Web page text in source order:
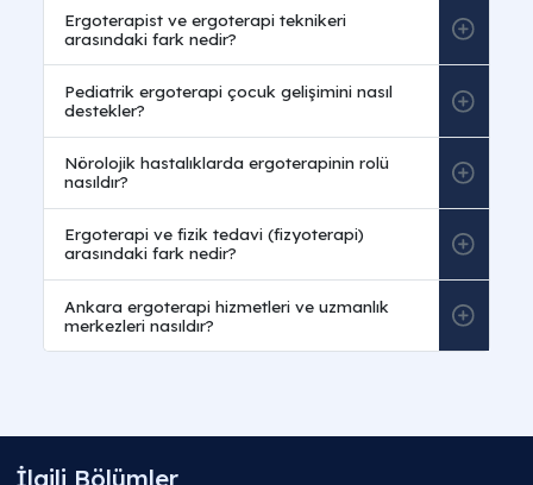
Sıkça Sorulan Sorular
Ergoterapi nedir ve ergoterapi ne demek?
Ergoterapi nedirsorusuna; herhangi bir hastalık,
kaza, gelişimsel bozukluk veya yaşlanma sonucu
toplumsal katılımları kısıtlanan bireylerin günlük
araştırmasında; bireyin ev, okul ve iş hayatında
bağımsız hareket edebilmesini hedefleyen, sağlığı